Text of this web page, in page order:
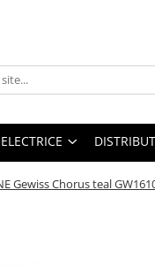
Gewiss Chorus teal